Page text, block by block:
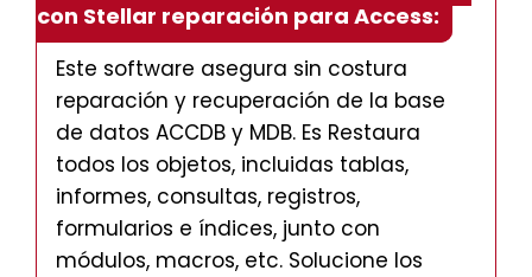
con Stellar reparación para Access:
Este software asegura sin costura
reparación y recuperación de la base
de datos ACCDB y MDB. Es Restaura
todos los objetos, incluidas tablas,
informes, consultas, registros,
formularios e índices, junto con
módulos, macros, etc. Solucione los